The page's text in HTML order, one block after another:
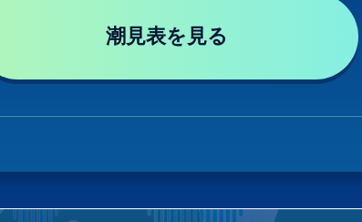
潮見表を見る